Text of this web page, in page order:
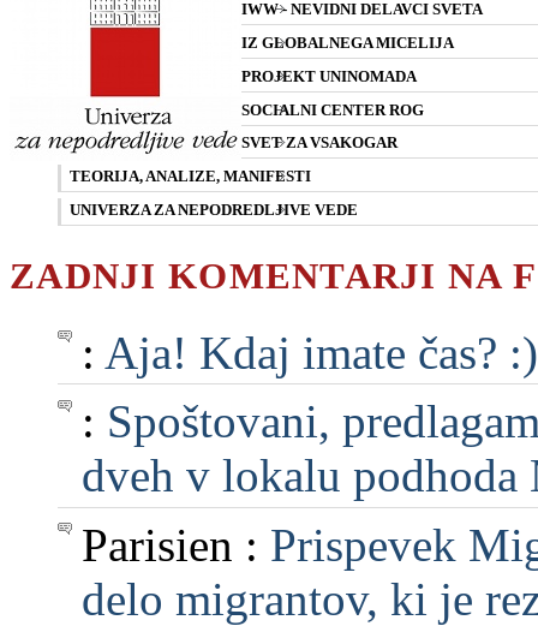
IWW - NEVIDNI DELAVCI SVETA
IZ GLOBALNEGA MICELIJA
PROJEKT UNINOMADA
SOCIALNI CENTER ROG
SVET ZA VSAKOGAR
TEORIJA, ANALIZE, MANIFESTI
UNIVERZA ZA NEPODREDLJIVE VEDE
ZADNJI KOMENTARJI NA
: Aja! Kdaj imate čas?
: Spoštovani,
dveh v lokalu
Parisien : Prispevek
delo migrantov, ki je